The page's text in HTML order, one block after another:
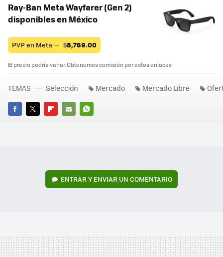
Ray-Ban Meta Wayfarer (Gen 2)
disponibles en México
PVP en Meta — $8,769.00
El precio podría variar. Obtenemos comisión por estos enlaces
FACEBOOK
TWITTERFLIPBOARD
E-
WHATSAPP
TEMAS Selección Mercado Mercado Libre
ENTRAR Y ENVIAR UN COMENTARIO